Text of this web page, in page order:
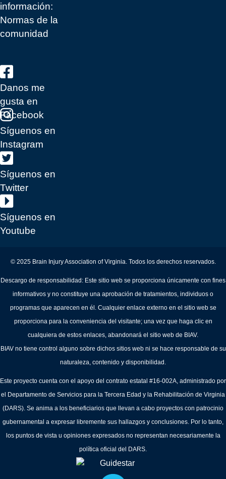
información:
Normas de la
comunidad
Danos me
gusta en
Facebook
Síguenos en
Instagram
Síguenos en
Twitter
Síguenos en
Youtube
© 2025 Brain Injury Association of Virginia. Todos los derechos reservados.
Descargo de responsabilidad: Este sitio web se proporciona únicamente con fines
informativos y no constituye una aprobación de tratamientos, individuos o
programas que aparecen en él. Cualquier enlace externo en el sitio web se
proporciona para la conveniencia del visitante; una vez que haga clic en
cualquiera de estos enlaces, abandonará el sitio web de BIAV.
BIAV no tiene control alguno sobre dichos sitios web ni se hace responsable de su
naturaleza, contenido y disponibilidad.
Este proyecto cuenta con el apoyo del contrato estatal #16-002A, administrado por
el Departamento de Servicios para la Tercera Edad y la Rehabilitación de Virginia
(DARS). Se anima a los beneficiarios que llevan a cabo proyectos con patrocinio
gubernamental a expresar libremente sus hallazgos y conclusiones. Por lo tanto,
los puntos de vista u opiniones expresados no representan necesariamente la
política oficial del DARS.